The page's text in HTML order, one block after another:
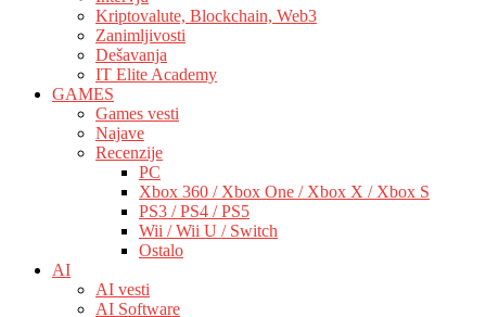
Kriptovalute, Blockchain, Web3
Zanimljivosti
Dešavanja
IT Elite Academy
GAMES
Games vesti
Najave
Recenzije
PC
Xbox 360 / Xbox One / Xbox X / Xbox S
PS3 / PS4 / PS5
Wii / Wii U / Switch
Ostalo
AI
AI vesti
AI Software